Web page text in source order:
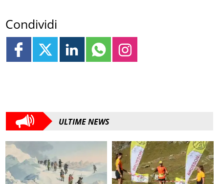
Condividi
ULTIME NEWS